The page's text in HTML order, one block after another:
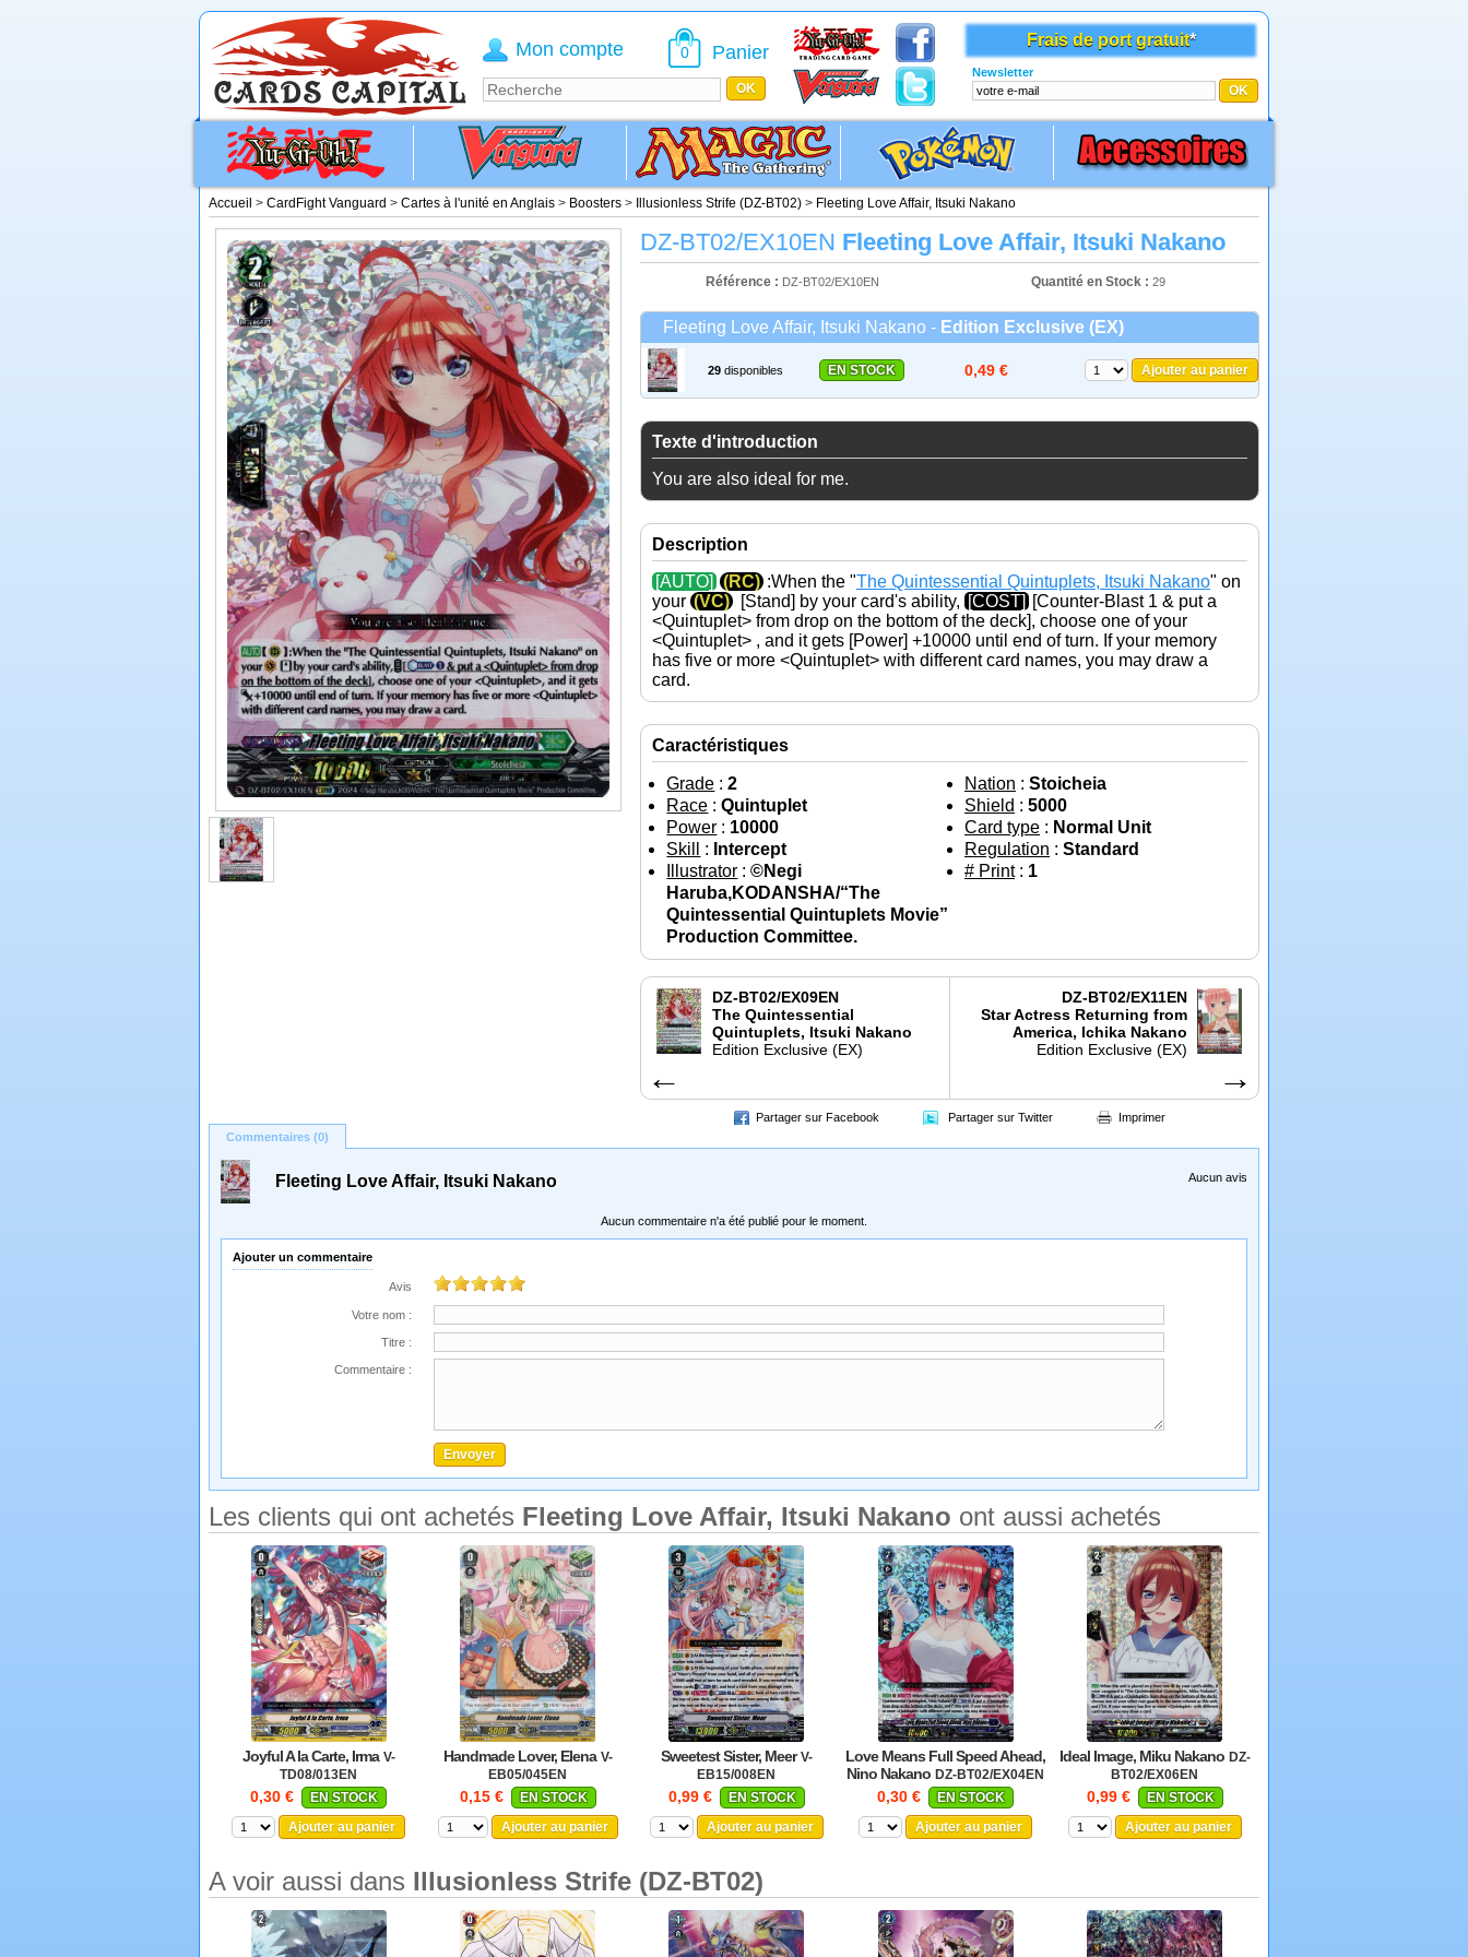
Accueil > CardFight Vanguard > Cartes à l'unité en Anglais > Boosters > Illusionless Strife (DZ-BT02) > Fleeting Love Affair, Itsuki Nakano
DZ-BT02/EX10EN Fleeting Love Affair, Itsuki Nakano
Référence : DZ-BT02/EX10EN Quantité en Stock : 29
Fleeting Love Affair, Itsuki Nakano - Edition Exclusive (EX)
29 disponibles EN STOCK 0,49 € Ajouter au panier
Texte d'introduction
You are also ideal for me.
Description
[AUTO]
(RC) :When the "The Quintessential Quintuplets, Itsuki Nakano" on
your (VC) [Stand] by your card's ability, [COST] [Counter-Blast 1 & put a
<Quintuplet> from drop on the bottom of the deck], choose one of your
<Quintuplet> , and it gets [Power] +10000 until end of turn. If your memory
has five or more <Quintuplet> with different card names, you may draw a
card.
Caractéristiques
Grade :2 Nation : Stoicheia
Race :Quintuplet Shield : 5000
Power : 10000 Card type : Normal Unit
Skill
: Intercept Regulation : Standard
Illustrator :©Negi
Haruba,KODANSHA/“The
Quintessential Quintuplets Movie”
Production Committee.
# Print: 1
DZ-BT02/EX09EN
The Quintessential
Quintuplets, Itsuki Nakano
Edition Exclusive (EX)
←
DZ-BT02/EX11EN
Star Actress Returning from
America, Ichika Nakano
Edition Exclusive (EX)
→
Partager sur Facebook Partager sur Twitter
Imprimer
Commentaires (0)
Fleeting Love Affair, Itsuki Nakano Aucun avis
Aucun commentaire n'a été publié pour le moment.
Ajouter un commentaire
Avis
Votre nom :
Titre :
Commentaire :
Les clients qui ont achetés Fleeting Love Affair, Itsuki Nakano ont aussi achetés
Joyful A la Carte, Irma V-
TD08/013EN
0,30 €
EN STOCK
Ajouter au panier
Handmade Lover, Elena V-
EB05/045EN
0,15 €
EN STOCK
Ajouter au panier
Sweetest Sister, Meer V-
EB15/008EN
0,99 €
EN STOCK
Ajouter au panier
Love Means Full Speed Ahead,
Nino Nakano DZ-BT02/EX04EN
0,30 €
EN STOCK
Ajouter au panier
Ideal Image, Miku Nakano DZ-
BT02/EX06EN
0,99 €
EN STOCK
Ajouter au panier
A voir aussi dans Illusionless Strife (DZ-BT02)
Frais de port gratuit*
Newsletter
Mon compte 0 Panier